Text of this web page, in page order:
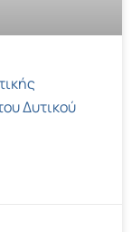
Δυτικού